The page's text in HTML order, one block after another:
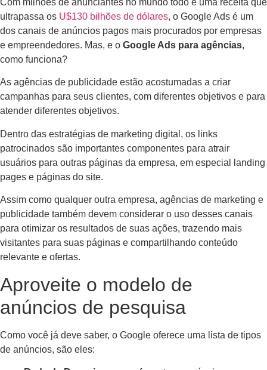
Com milhões de anunciantes no mundo todo e uma receita que
ultrapassa os U$130 bilhões de dólares, o Google Ads é um
dos canais de anúncios pagos mais procurados por empresas
e empreendedores. Mas, e o Google Ads para agências,
como funciona?
As agências de publicidade estão acostumadas a criar
campanhas para seus clientes, com diferentes objetivos e para
atender diferentes objetivos.
Dentro das estratégias de marketing digital, os links
patrocinados são importantes componentes para atrair
usuários para outras páginas da empresa, em especial landing
pages e páginas do site.
Assim como qualquer outra empresa, agências de marketing e
publicidade também devem considerar o uso desses canais
para otimizar os resultados de suas ações, trazendo mais
visitantes para suas páginas e compartilhando conteúdo
relevante e ofertas.
Aproveite o modelo de
anúncios de pesquisa
Como você já deve saber, o Google oferece uma lista de tipos
de anúncios, são eles: